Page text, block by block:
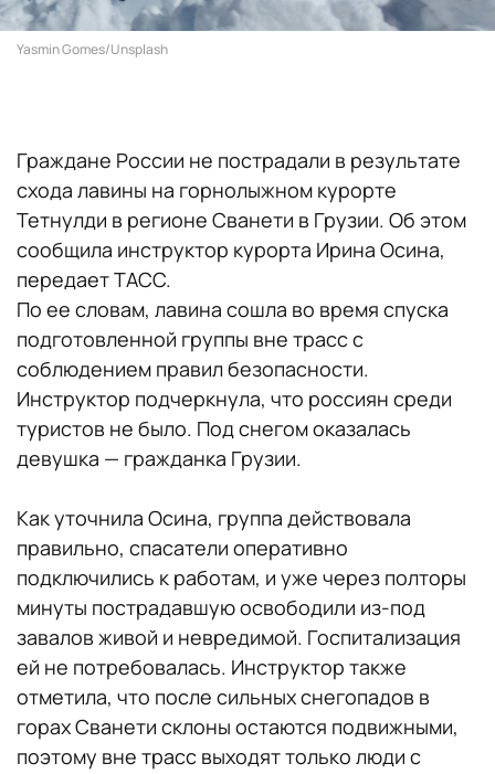
Yasmin Gomes/Unsplash
Граждане России не пострадали в результате
схода лавины на горнолыжном курорте
Тетнулди в регионе Сванети в Грузии. Об этом
сообщила инструктор курорта Ирина Осина,
передает ТАСС.
По ее словам, лавина сошла во время спуска
подготовленной группы вне трасс с
соблюдением правил безопасности.
Инструктор подчеркнула, что россиян среди
туристов не было. Под снегом оказалась
девушка — гражданка Грузии.
Как уточнила Осина, группа действовала
правильно, спасатели оперативно
подключились к работам, и уже через полторы
минуты пострадавшую освободили из-под
завалов живой и невредимой. Госпитализация
ей не потребовалась. Инструктор также
отметила, что после сильных снегопадов в
горах Сванети склоны остаются подвижными,
поэтому вне трасс выходят только люди с